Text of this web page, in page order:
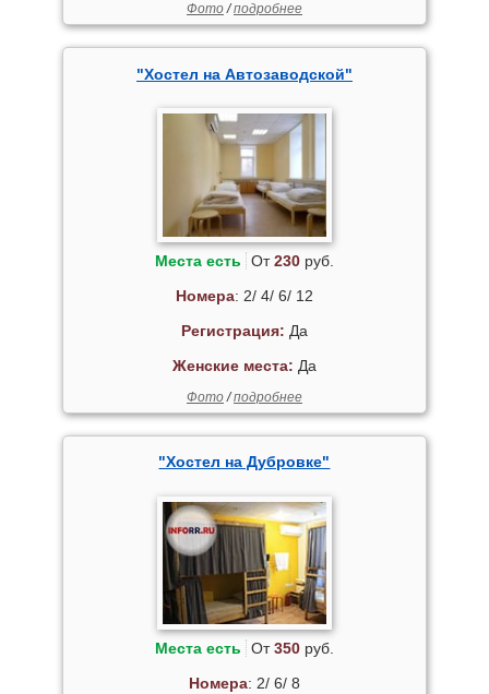
Фото/подробнее
"Хостел на Автозаводской"
Места есть От230руб.
Номера: 2/ 4/ 6/ 12
Регистрация: Да
Женские места: Да
Фото/подробнее
"Хостел на Дубровке"
Места есть От350руб.
Номера: 2/ 6/ 8